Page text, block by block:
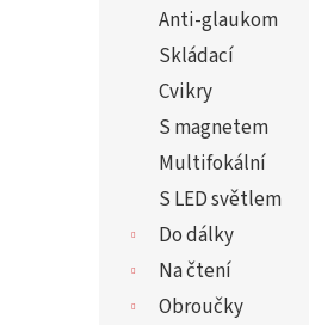
Anti-glaukom
Skládací
Cvikry
S magnetem
Multifokální
S LED světlem
Do dálky
Na čtení
Obroučky